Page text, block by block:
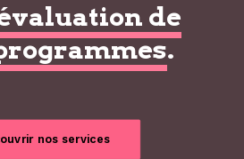
de
.
nos services